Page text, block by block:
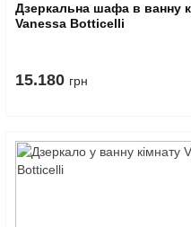
Дзеркальна шафа в ванну
Vanessa Botticelli
15.180 грн